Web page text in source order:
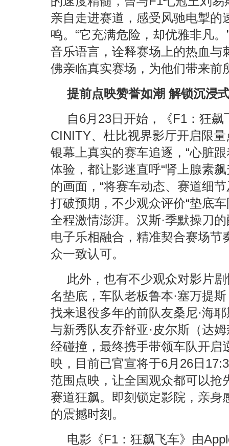
亲自走进赛道，感受风驰电掣的
鸣。“它充满危险，却优雅非凡
音乐语言，诠释赛场上的热血与
佛亲临真实赛场，为他们带来前
提前点映赞誉如潮 解锁沉浸
自6月23日开始，《F1：狂
CINITY、杜比视界影厅开启限
银幕上真实的赛车追逐，“心脏
体验，都让影迷直呼“肾上腺素
的画面，“将赛车动态、赛道细
打破预期，不少观众评价“垫底
全程激情澎湃。汉斯·季默操刀
电子乐相融合，精准契合赛场节
众一致认可。
此外，也有不少观众对影片
名垫底，车队老板鲁本·塞万提
找来退役多年的前队友桑尼·海
与新秀队友乔舒亚·皮尔斯（达
经碰撞，最终携手带领车队开启
映，目前已官宣将于6月26日
范围点映，让全国观众都可以抢
赛道狂飙。即刻锁定影院，亲身
的震撼时刻。
电影《F1：狂飙飞车》由